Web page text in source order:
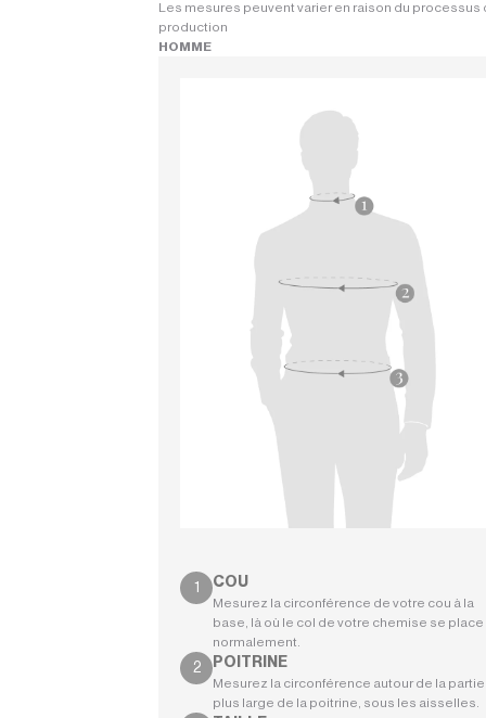
Les mesures peuvent varier en raison du processus
production
HOMME
COU
Mesurez la circonférence de votre cou à la
base, là où le col de votre chemise se place
normalement.
POITRINE
Mesurez la circonférence autour de la partie
plus large de la poitrine, sous les aisselles.